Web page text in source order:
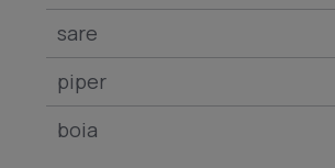
sare
piper
boia